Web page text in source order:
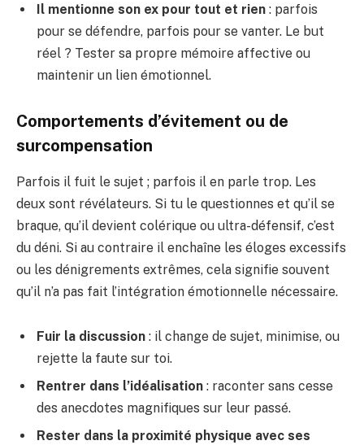
Il mentionne son ex pour tout et rien : parfois
pour se défendre, parfois pour se vanter. Le but
réel ? Tester sa propre mémoire affective ou
maintenir un lien émotionnel.
Comportements d’évitement ou de
surcompensation
Parfois il fuit le sujet ; parfois il en parle trop. Les
deux sont révélateurs. Si tu le questionnes et qu’il se
braque, qu’il devient colérique ou ultra-défensif, c’est
du déni. Si au contraire il enchaîne les éloges excessifs
ou les dénigrements extrêmes, cela signifie souvent
qu’il n’a pas fait l’intégration émotionnelle nécessaire.
Fuir la discussion : il change de sujet, minimise, ou
rejette la faute sur toi.
Rentrer dans l’idéalisation : raconter sans cesse
des anecdotes magnifiques sur leur passé.
Rester dans la proximité physique avec ses